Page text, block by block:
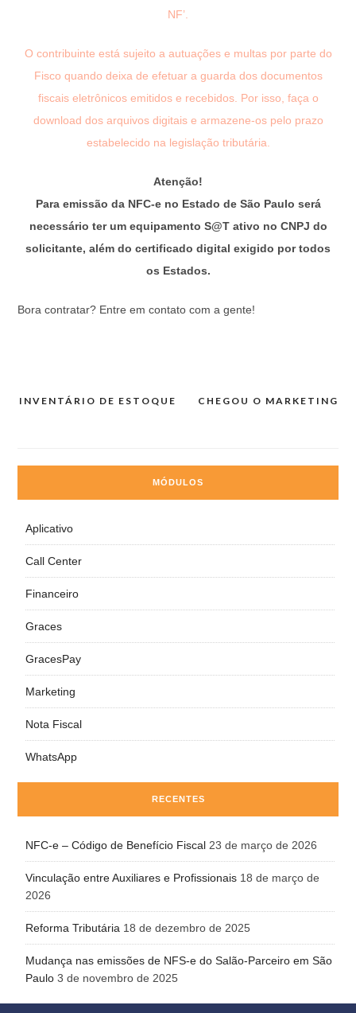
NF’.
O contribuinte está sujeito a autuações e multas por parte do
Fisco quando deixa de efetuar a guarda dos documentos
fiscais eletrônicos emitidos e recebidos. Por isso, faça o
download dos arquivos digitais e armazene-os pelo prazo
estabelecido na legislação tributária.
Atenção!
Para emissão da NFC-e no Estado de São Paulo será
necessário ter um equipamento S@T ativo no CNPJ do
solicitante, além do certificado digital exigido por todos
os Estados.
Bora contratar? Entre em contato com a gente!
Navegação
INVENTÁRIO DE ESTOQUE CHEGOU O MARKETING
MÓDULOS
Aplicativo
Call Center
Financeiro
Graces
GracesPay
Marketing
Nota Fiscal
WhatsApp
RECENTES
NFC-e – Código de Benefício Fiscal 23 de março de 2026
Vinculação entre Auxiliares e Profissionais 18 de março de
2026
Reforma Tributária 18 de dezembro de 2025
Mudança nas emissões de NFS-e do Salão-Parceiro em São
Paulo 3 de novembro de 2025